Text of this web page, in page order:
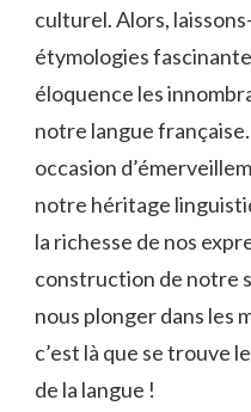
culturel. Alors,
étymologies
éloquence les
notre langue
⁢occasion
notre héritage
la richesse ⁢de nos
construction de notre‌
‍nous plonger dans les
c’est là que se ⁤trouve⁣
de la langue !